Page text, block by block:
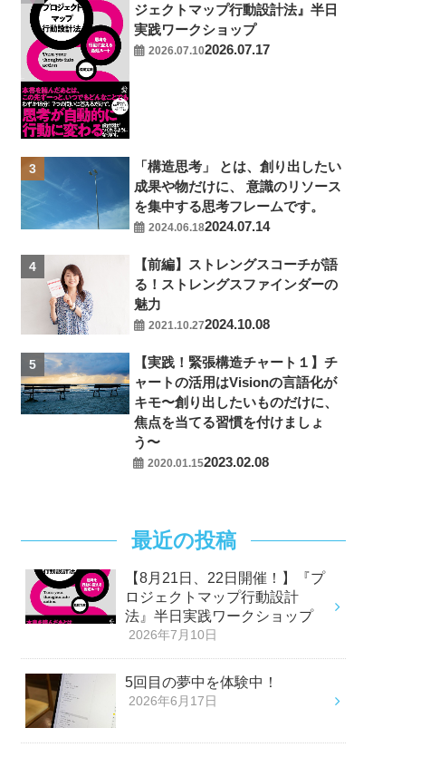
ジェクトマップ行動設計法』半日
実践ワークショップ
2026.07.102026.07.17
「構造思考」 とは、創り出したい
成果や物だけに、 意識のリソース
を集中する思考フレームです。
2024.06.182024.07.14
【前編】ストレングスコーチが語
る！ストレングスファインダーの
魅力
2021.10.272024.10.08
【実践！緊張構造チャート１】チ
ャートの活用はVisionの言語化が
キモ〜創り出したいものだけに、
焦点を当てる習慣を付けましょ
う〜
2020.01.152023.02.08
最近の投稿
【8月21日、22日開催！】『プ
ロジェクトマップ行動設計
法』半日実践ワークショップ
2026年7月10日
5回目の夢中を体験中！
2026年6月17日